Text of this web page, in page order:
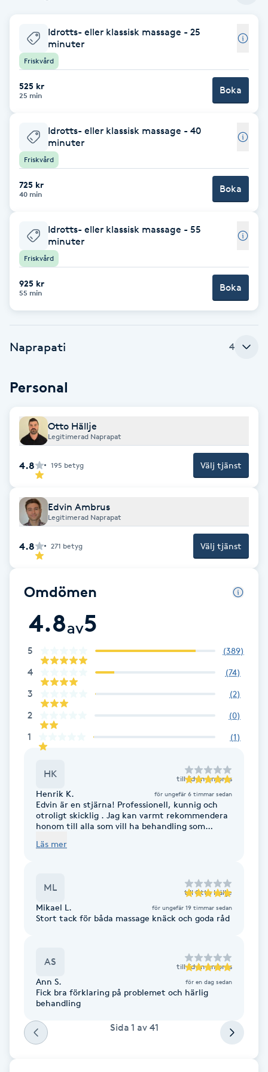
Balayage
Bambumassage
Barnklippning
BIAB
Bottenfärg
Brynformning
Brynfärgning
Brynplockning
Bröllopsuppsättning
Celluliter
Coachning
Color correction
Damklippning
Dermapen
Diamantslipning
Enzympeeling
Extensions
Extensions borttagning
Eyeliner-tatuering
Face framing
Faceliftmassage
Fet hårbotten
Fibromassage
Idrotts- eller klassisk massage - 25
minuter
Friskvård
525 kr
25 min Boka
Idrotts- eller klassisk massage - 40
minuter
Friskvård
725 kr
40 min Boka
Idrotts- eller klassisk massage - 55
minuter
Friskvård
925 kr
55 min Boka
Naprapati 4
Personal
Otto Hällje
Legitimerad Naprapat
4.8 195 betyg Välj tjänst
Edvin Ambrus
Legitimerad Naprapat
4.8 271 betyg Välj tjänst
Omdömen
4.8av5
5 (389)
4 (74)
3 (2)
2 (0)
1 (1)
HK till Edvin Ambrus
Henrik K. för ungefär 6 timmar sedan
Edvin är en stjärna! Professionell, kunnig och
otroligt skicklig . Jag kan varmt rekommendera
honom till alla som vill ha behandling som
Läs mer
ML till Otto Hällje
Mikael L. för ungefär 19 timmar sedan
Stort tack för båda massage knäck och goda råd
AS till Edvin Ambrus
Ann S. för en dag sedan
Fick bra förklaring på problemet och härlig
behandling
Sida 1 av 41